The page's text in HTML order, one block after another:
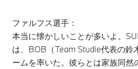
ファルフス選手：
本当に懐かしいことが多いよ。
は、BOB（Team Studie代表の鈴
ームを率いた。彼らとは家族同然